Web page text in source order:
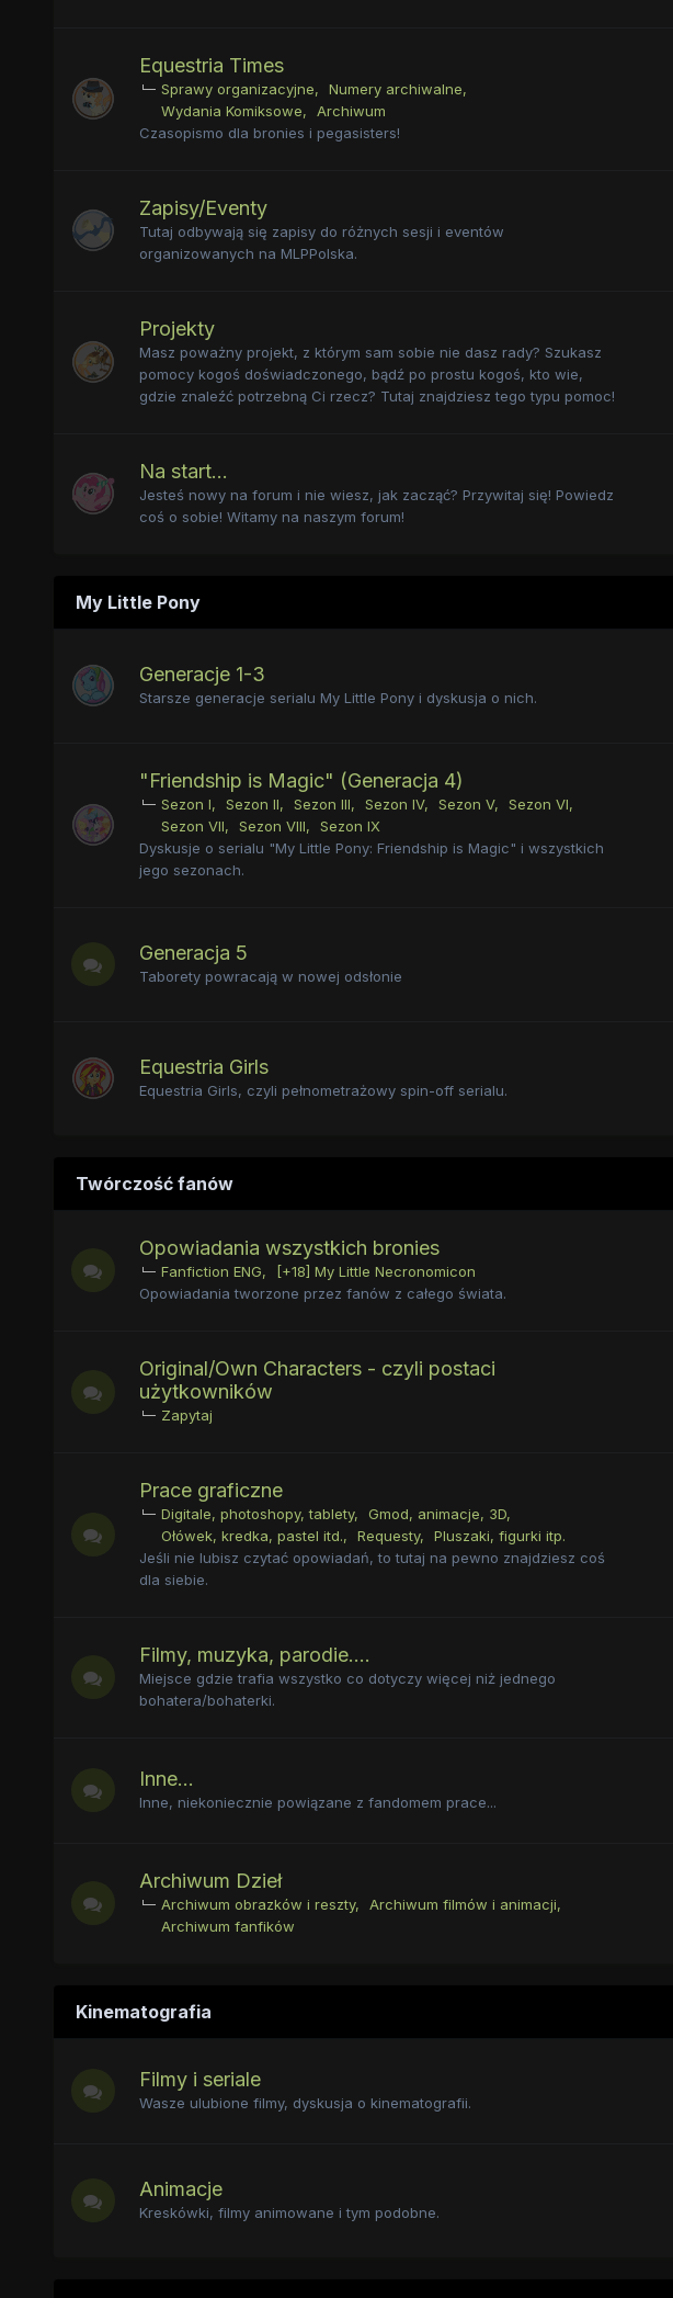
Equestria Times
Sprawy organizacyjne
Numery archiwalne
Wydania Komiksowe
Archiwum
Czasopismo dla bronies i pegasisters!
Zapisy/Eventy
Tutaj odbywają się zapisy do różnych sesji i eventów
organizowanych na MLPPolska.
Projekty
Masz poważny projekt, z którym sam sobie nie dasz rady? Szukasz
pomocy kogoś doświadczonego, bądź po prostu kogoś, kto wie,
gdzie znaleźć potrzebną Ci rzecz? Tutaj znajdziesz tego typu pomoc!
Na start...
Jesteś nowy na forum i nie wiesz, jak zacząć? Przywitaj się! Powiedz
coś o sobie! Witamy na naszym forum!
My Little Pony
Generacje 1-3
Starsze generacje serialu My Little Pony i dyskusja o nich.
"Friendship is Magic" (Generacja 4)
Sezon I Sezon II Sezon III Sezon IV Sezon V
Sezon VI
Sezon VII
Sezon VIII
Sezon IX
Dyskusje o serialu "My Little Pony: Friendship is Magic" i wszystkich
jego sezonach.
Generacja 5
Taborety powracają w nowej odsłonie
Equestria Girls
Equestria Girls, czyli pełnometrażowy spin-off serialu.
Twórczość fanów
Opowiadania wszystkich bronies
Fanfiction ENG
[+18] My Little Necronomicon
Opowiadania tworzone przez fanów z całego świata.
Original/Own Characters - czyli postaci
użytkowników
Zapytaj
Prace graficzne
Digitale, photoshopy, tablety
Gmod, animacje, 3D
Ołówek, kredka, pastel itd.
Requesty
Pluszaki, figurki itp.
Jeśli nie lubisz czytać opowiadań, to tutaj na pewno znajdziesz coś
dla siebie.
Filmy, muzyka, parodie....
Miejsce gdzie trafia wszystko co dotyczy więcej niż jednego
bohatera/bohaterki.
Inne...
Inne, niekoniecznie powiązane z fandomem prace...
Archiwum Dzieł
Archiwum obrazków i reszty
Archiwum filmów i animacji
Archiwum fanfików
Kinematografia
Filmy i seriale
Wasze ulubione filmy, dyskusja o kinematografii.
Animacje
Kreskówki, filmy animowane i tym podobne.